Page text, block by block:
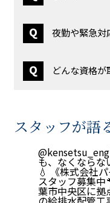
Q 夜勤や緊急対
Q どんな資格が
スタッフが語
も、なくならな
💧 《株式会社
スタッフ募集中
葉市中央区に拠